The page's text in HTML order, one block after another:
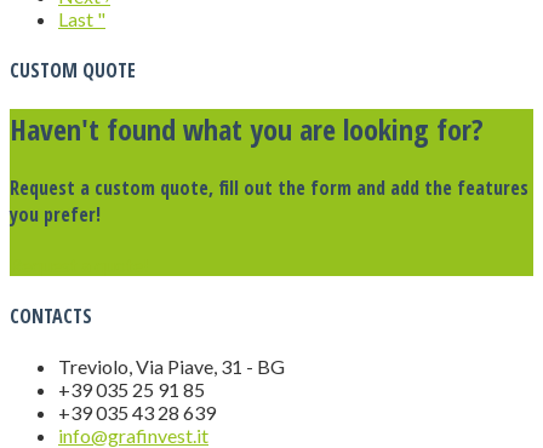
Last "
CUSTOM QUOTE
Haven't found what you are looking for?
Request a custom quote, fill out the form and add the features
you prefer!
CONTACTS
Treviolo, Via Piave, 31 - BG
+39 035 25 91 85
+39 035 43 28 639
info@grafinvest.it